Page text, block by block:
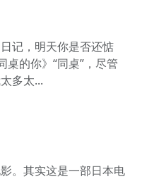
记，明天你是否还惦
的你》“同桌”，尽管
多太...
。其实这是一部日本电